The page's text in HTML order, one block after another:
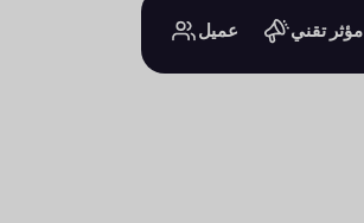
عميل مؤثر تقني